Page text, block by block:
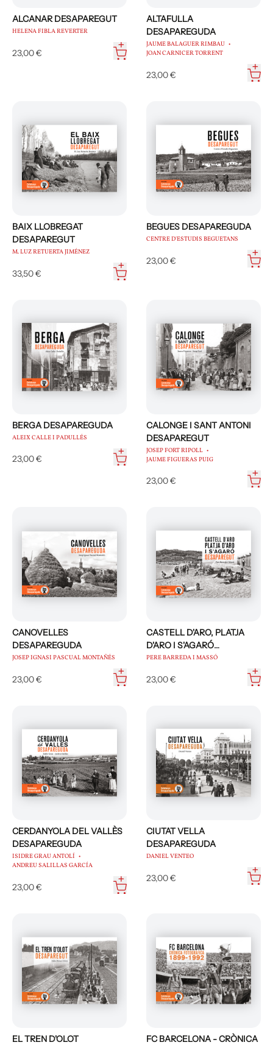
ALCANAR DESAPAREGUT
HELENA FIBLA REVERTER
23,00 €
ALTAFULLA
DESAPAREGUDA
JAUME BALAGUER RIMBAU
JOAN CARNICER TORRENT
23,00 €
BAIX LLOBREGAT
DESAPAREGUT
M. LUZ RETUERTA JIMÉNEZ
33,50 €
BEGUES DESAPAREGUDA
CENTRE D'ESTUDIS BEGUETANS
23,00 €
BERGA DESAPAREGUDA
ALEIX CALLE I PADULLÉS
23,00 €
CALONGE I SANT ANTONI
DESAPAREGUT
JOSEP FORT RIPOLL
JAUME FIGUERAS PUIG
23,00 €
CANOVELLES
DESAPAREGUDA
JOSEP IGNASI PASCUAL MONTAÑÉS
23,00 €
CASTELL D'ARO, PLATJA
D'ARO I S'AGARÓ
DESPAREGUT
PERE BARREDA I MASSÓ
23,00 €
CERDANYOLA DEL VALLÈS
DESAPAREGUDA
ISIDRE GRAU ANTOLÍ
ANDREU SALILLAS GARCÍA
23,00 €
CIUTAT VELLA
DESAPAREGUDA
DANIEL VENTEO
23,00 €
EL TREN D'OLOT
FC BARCELONA - CRÒNICA